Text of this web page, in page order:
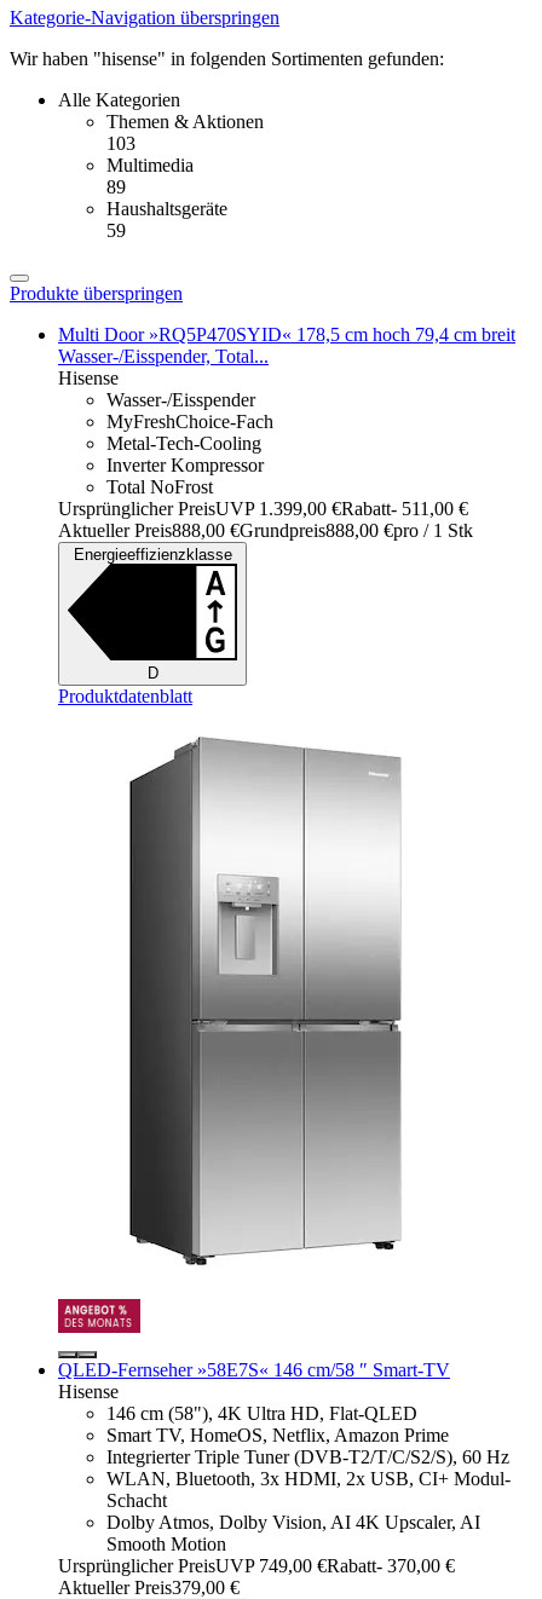
Kategorie-Navigation überspringen
Wir haben "hisense" in folgenden Sortimenten gefunden:
Alle Kategorien
Themen & Aktionen
103
Multimedia
89
Haushaltsgeräte
59
Produkte überspringen
Multi Door »RQ5P470SYID« 178,5 cm hoch 79,4 cm breit
Wasser-/Eisspender, Total...
Hisense
Wasser-/Eisspender
MyFreshChoice-Fach
Metal-Tech-Cooling
Inverter Kompressor
Total NoFrost
Ursprünglicher PreisUVP 1.399,00 €Rabatt- 511,00 €
Aktueller Preis888,00 €Grundpreis888,00 €pro / 1 Stk
Energieeffizienzklasse
D
Produktdatenblatt
QLED-Fernseher »58E7S« 146 cm/58 ″ Smart-TV
Hisense
146 cm (58"), 4K Ultra HD, Flat-QLED
Smart TV, HomeOS, Netflix, Amazon Prime
Integrierter Triple Tuner (DVB-T2/T/C/S2/S), 60 Hz
WLAN, Bluetooth, 3x HDMI, 2x USB, CI+ Modul-
Schacht
Dolby Atmos, Dolby Vision, AI 4K Upscaler, AI
Smooth Motion
Ursprünglicher PreisUVP 749,00 €Rabatt- 370,00 €
Aktueller Preis379,00 €